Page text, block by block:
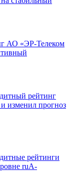
АО «ЭР-Телеком
рейтинг
изменил прогноз
рейтинги
ruA-